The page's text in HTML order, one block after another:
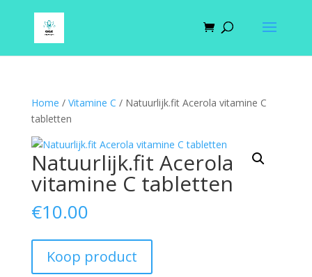
Home / Vitamine C / Natuurlijk.fit Acerola vitamine C
tabletten
Natuurlijk.fit Acerola
vitamine C tabletten
€10.00
Koop product